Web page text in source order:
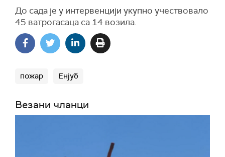
До сада је у интервенцији укупно учествовало
45 ватрогасаца са 14 возила.
пожар Енјуб
Везани чланци